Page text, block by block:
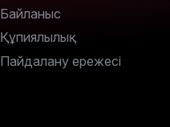
Байланыс
Құпиялылық
Пайдалану ережесі